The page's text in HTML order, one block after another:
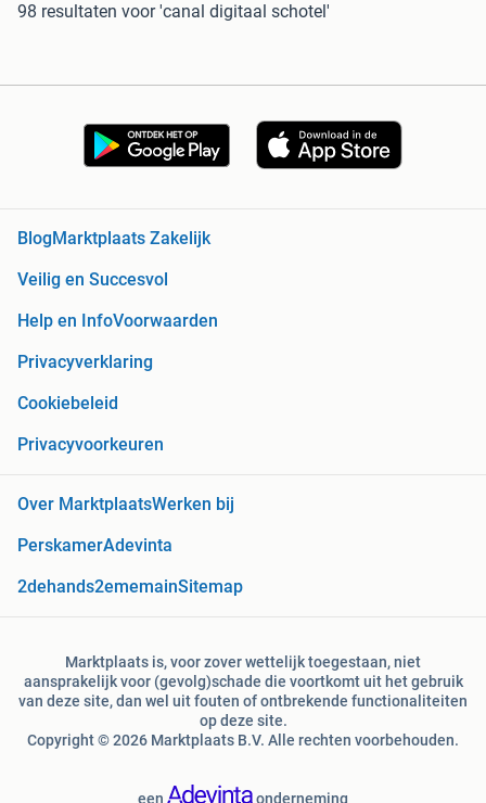
98 resultaten voor 'canal digitaal schotel'
Blog Marktplaats Zakelijk
Veilig en Succesvol
Help en InfoVoorwaarden
Privacyverklaring
Cookiebeleid
Privacyvoorkeuren
Over MarktplaatsWerken bij
PerskamerAdevinta
2dehands2ememainSitemap
Marktplaats is, voor zover wettelijk toegestaan, niet
aansprakelijk voor (gevolg)schade die voortkomt uit het gebruik
van deze site, dan wel uit fouten of ontbrekende functionaliteiten
op deze site.
Copyright © 2026 Marktplaats B.V. Alle rechten voorbehouden.
een onderneming